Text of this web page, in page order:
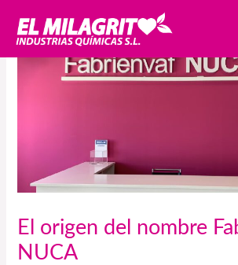
El origen del nombre
NUCA